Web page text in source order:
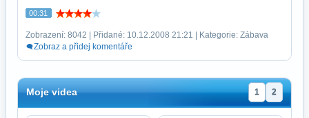
00:31
Zobrazení: 8042 | Přidané: 10.12.2008 21:21 | Kategorie: Zábava
Zobraz a přidej komentáře
Moje videa 1 2